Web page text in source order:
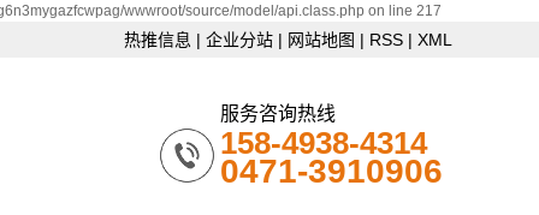
wwwroot/source/model/api.class.php on line 217
热推信息 | 企业分站 | 网站地图 | RSS | XML
服务咨询热线
158-4938-4314
0471-3910906